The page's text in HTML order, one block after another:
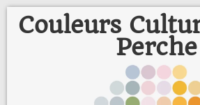
Couleurs
Perche